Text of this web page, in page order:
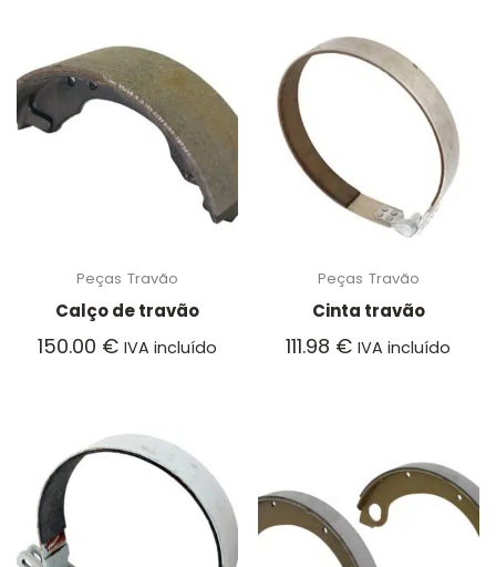
Peças Travão
Calço de travão
150.00 € IVA incluído
Peças Travão
Cinta travão
111.98 € IVA incluído